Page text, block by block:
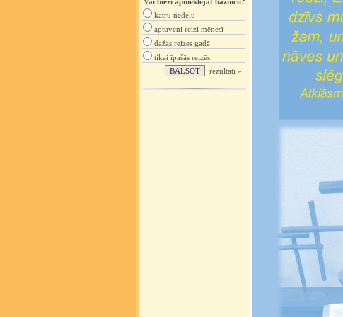
katru nedēļu
aptuveni reizi mēnesī
dažas reizes gadā
tikai īpašās reizēs
rezultāti »